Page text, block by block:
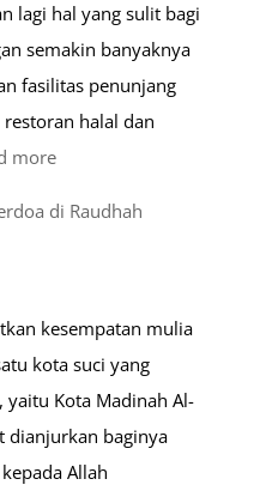
lagi hal yang sulit bagi
semakin banyaknya
fasilitas penunjang
halal dan
more:
di
Eropa
di Raudhah
kesempatan mulia
kota suci yang
yaitu Kota Madinah Al-
dianjurkan baginya
Allah